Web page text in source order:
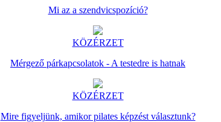
Mi az a szendvicspozíció?
KÖZÉRZET
Mérgező párkapcsolatok - A testedre is hatnak
KÖZÉRZET
Mire figyeljünk, amikor pilates képzést választunk?